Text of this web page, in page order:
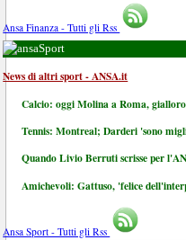
Ansa Finanza - Tutti gli Rss
Sport
News di altri sport - ANSA.it
Calcio: oggi Molina a Roma,
Tennis: Montreal; Darderi 'sono
Quando Livio Berruti scrisse per
Amichevoli: Gattuso, 'felice
Ansa Sport - Tutti gli Rss